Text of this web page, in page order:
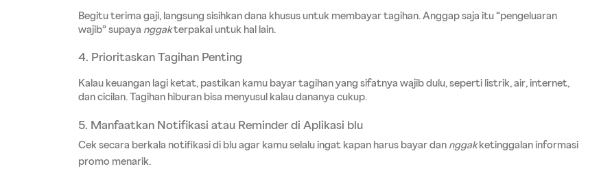
Begitu terima gaji, langsung sisihkan dana khusus untuk membayar tagihan. Anggap saja itu “pengeluaran
wajib” supaya nggak terpakai untuk hal lain.
4. Prioritaskan Tagihan Penting
Kalau keuangan lagi ketat, pastikan kamu bayar tagihan yang sifatnya wajib dulu, seperti listrik, air, internet,
dan cicilan. Tagihan hiburan bisa menyusul kalau dananya cukup.
5. Manfaatkan Notifikasi atau Reminder di Aplikasi blu
Cek secara berkala notifikasi di blu agar kamu selalu ingat kapan harus bayar dan nggak ketinggalan informasi
promo menarik.